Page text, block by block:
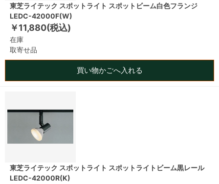
東芝ライテック スポットライト スポットビーム白色フランジ
LEDC-42000F(W)
￥11,880(税込)
在庫
取寄せ品
買い物かごへ入れる
東芝ライテック スポットライト スポットライトビーム黒レール
LEDC-42000R(K)